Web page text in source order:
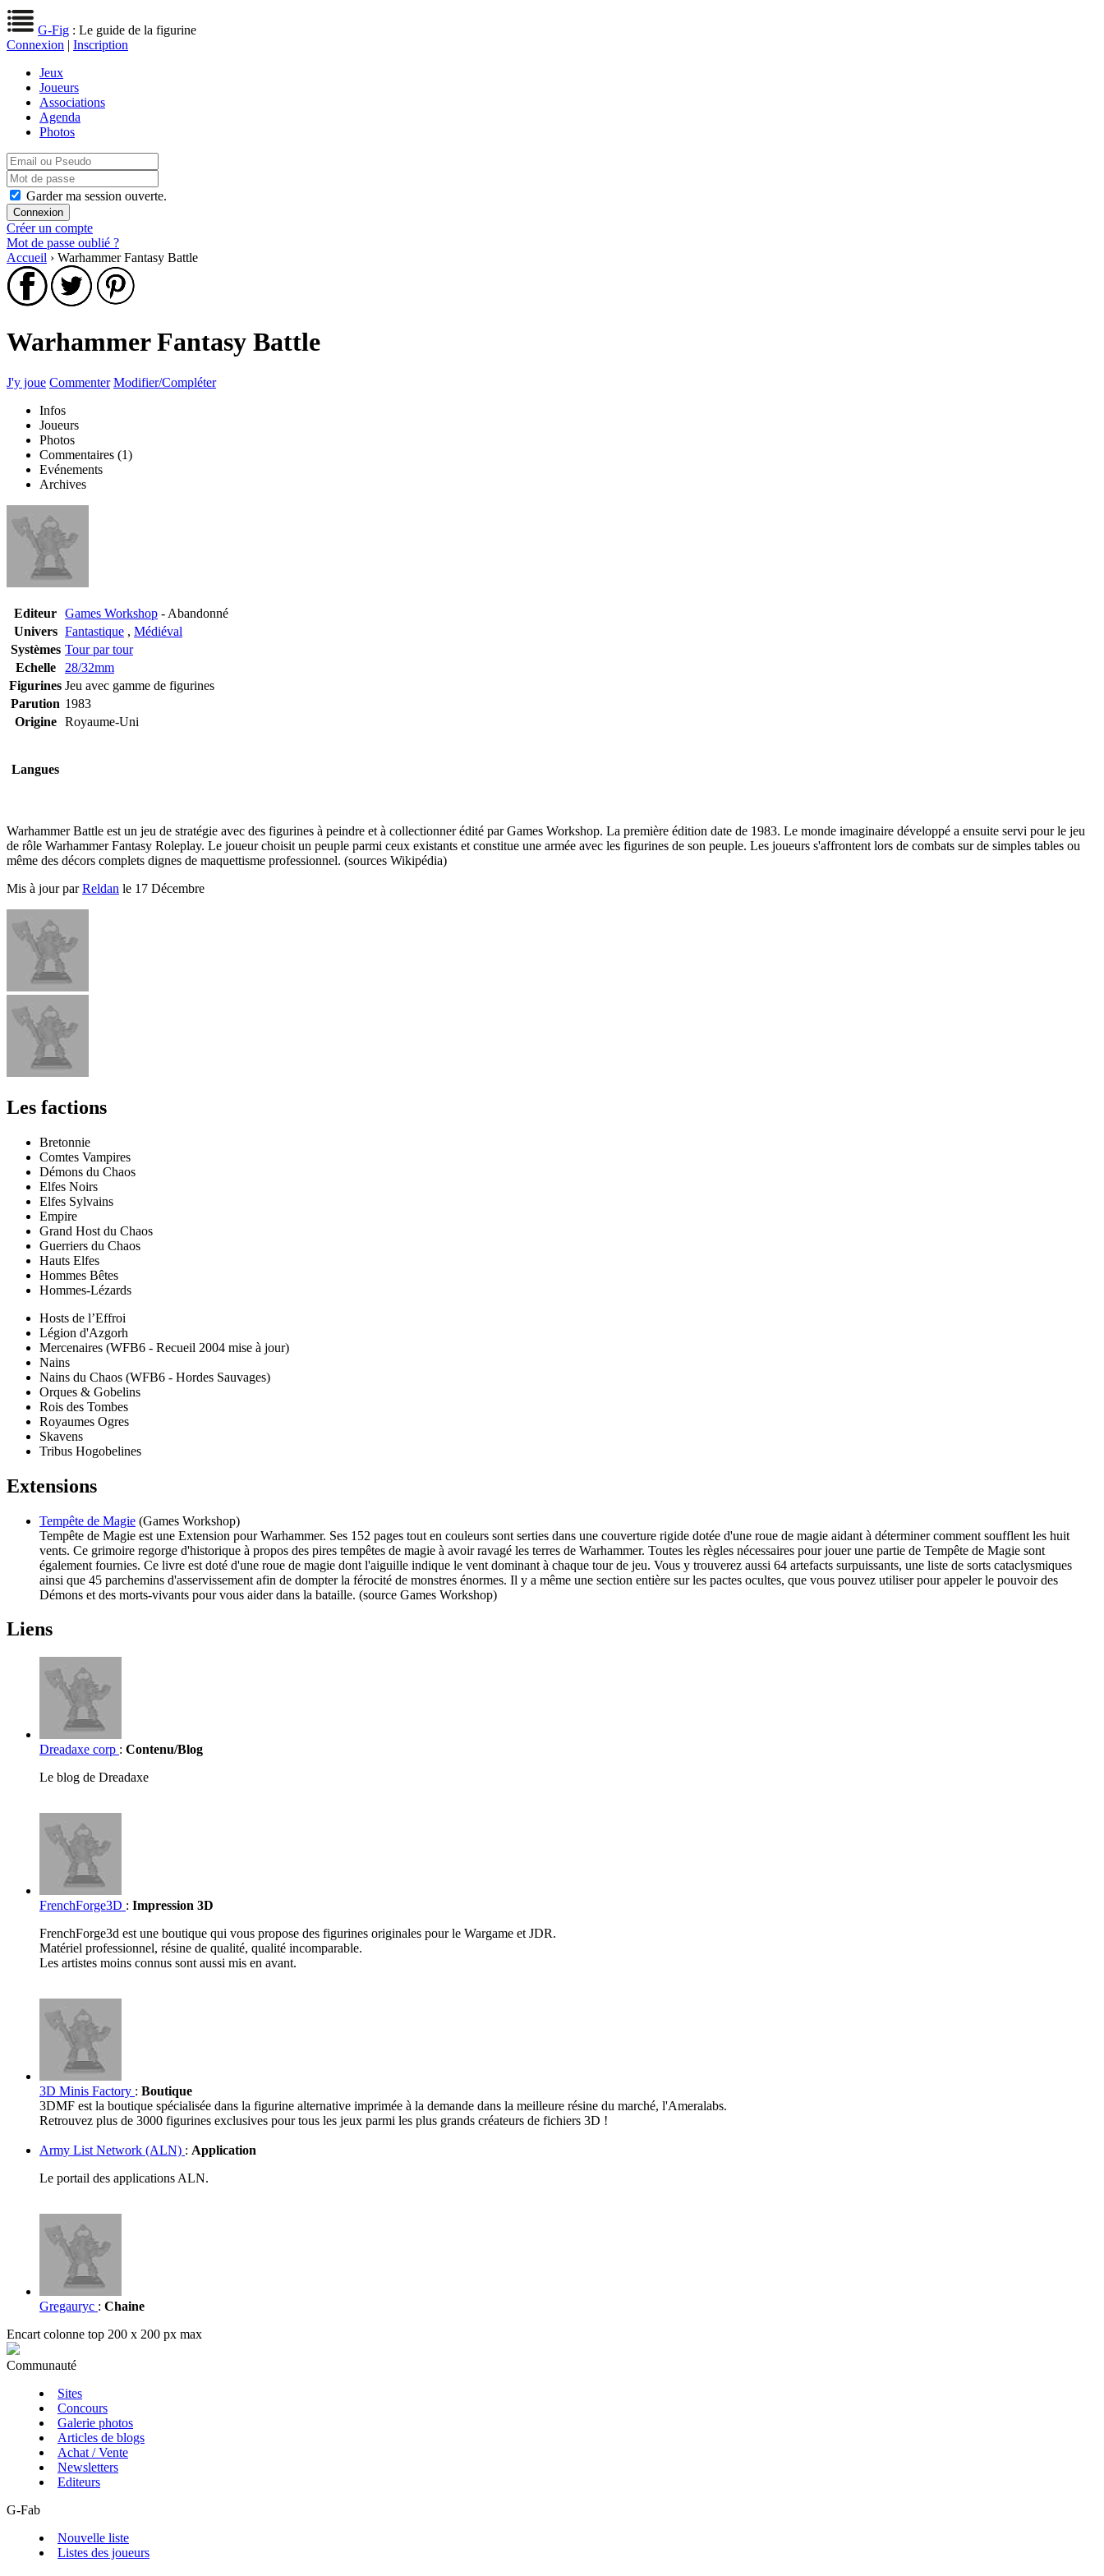
G-Fig : Le guide de la figurine
Connexion | Inscription
Jeux
Joueurs
Associations
Agenda
Photos
Garder ma session ouverte.
Créer un compte
Mot de passe oublié ?
Accueil › Warhammer Fantasy Battle
Warhammer Fantasy Battle
J'y joue Commenter Modifier/Compléter
Infos
Joueurs
Photos
Commentaires (1)
Evénements
Archives
Editeur Games Workshop - Abandonné
Univers Fantastique , Médiéval
Systèmes Tour par tour
Echelle
28/32mm
Figurines Jeu avec gamme de figurines
Parution 1983
Origine
Royaume-Uni
Langues
Warhammer Battle est un jeu de stratégie avec des figurines à peindre et à collectionner édité par Games Workshop. La première édition date de 1983. Le monde imaginaire développé a ensuite servi pour le jeu
de rôle Warhammer Fantasy Roleplay. Le joueur choisit un peuple parmi ceux existants et constitue une armée avec les figurines de son peuple. Les joueurs s'affrontent lors de combats sur de simples tables ou
même des décors complets dignes de maquettisme professionnel. (sources Wikipédia)
Mis à jour parReldan le 17 Décembre
Les factions
Bretonnie
Comtes Vampires
Démons du Chaos
Elfes Noirs
Elfes Sylvains
Empire
Grand Host du Chaos
Guerriers du Chaos
Hauts Elfes
Hommes Bêtes
Hommes-Lézards
Hosts de l’Effroi
Légion d'Azgorh
Mercenaires (WFB6 - Recueil 2004 mise à jour)
Nains
Nains du Chaos (WFB6 - Hordes Sauvages)
Orques & Gobelins
Rois des Tombes
Royaumes Ogres
Skavens
Tribus Hogobelines
Extensions
Tempête de Magie (Games Workshop)
Tempête de Magie est une Extension pour Warhammer. Ses 152 pages tout en couleurs sont serties dans une couverture rigide dotée d'une roue de magie aidant à déterminer comment soufflent les huit
vents. Ce grimoire regorge d'historique à propos des pires tempêtes de magie à avoir ravagé les terres de Warhammer. Toutes les règles nécessaires pour jouer une partie de Tempête de Magie sont
également fournies. Ce livre est doté d'une roue de magie dont l'aiguille indique le vent dominant à chaque tour de jeu. Vous y trouverez aussi 64 artefacts surpuissants, une liste de sorts cataclysmiques
ainsi que 45 parchemins d'asservissement afin de dompter la férocité de monstres énormes. Il y a même une section entière sur les pactes ocultes, que vous pouvez utiliser pour appeler le pouvoir des
Démons et des morts-vivants pour vous aider dans la bataille. (source Games Workshop)
Liens
Dreadaxe corp : Contenu/Blog
Le blog de Dreadaxe
FrenchForge3D : Impression 3D
FrenchForge3d est une boutique qui vous propose des figurines originales pour le Wargame et JDR.
Matériel professionnel, résine de qualité, qualité incomparable.
Les artistes moins connus sont aussi mis en avant.
3D Minis Factory : Boutique
3DMF est la boutique spécialisée dans la figurine alternative imprimée à la demande dans la meilleure résine du marché, l'Ameralabs.
Retrouvez plus de 3000 figurines exclusives pour tous les jeux parmi les plus grands créateurs de fichiers 3D !
Army List Network (ALN) : Application
Le portail des applications ALN.
Gregauryc : Chaine
Encart colonne top 200 x 200 px max
Communauté
Sites
Concours
Galerie photos
Articles de blogs
Achat / Vente
Newsletters
Editeurs
G-Fab
Nouvelle liste
Listes des joueurs